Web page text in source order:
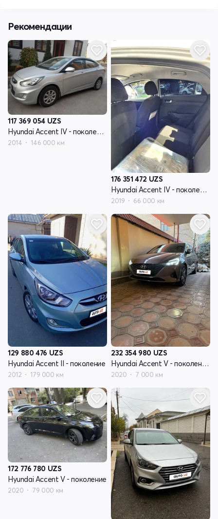
Рекомендации
117 369 054 UZS
Hyundai Accent IV - поколение
2014 146 000 км
176 351 472 UZS
Hyundai Accent IV - поколение
2019 66 000 км
129 880 476 UZS
Hyundai Accent II - поколение
2012 179 000 км
232 354 980 UZS
Hyundai Accent V - поколение рестайлинг
2020 7 000 км
172 776 780 UZS
Hyundai Accent V - поколение
2020 79 000 км